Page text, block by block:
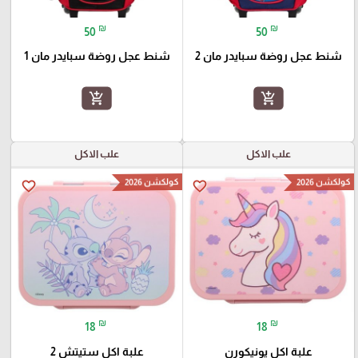
50 ₪
شنط عجل روضة سبايدر مان 2
add_shopping_cart
50 ₪
شنط عجل روضة سبايدر مان 1
add_shopping_cart
علب الاكل
favorite_border كولكشن 2026
18 ₪
علبة اكل يونيكورن
علب الاكل
favorite_border كولكشن 2026
18 ₪
علبة اكل ستيتش 2